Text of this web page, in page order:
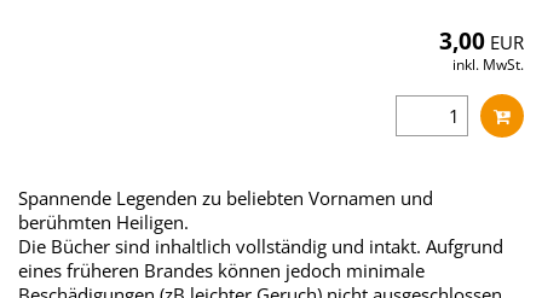
3,00 EUR
inkl. MwSt.
Spannende Legenden zu beliebten Vornamen und
berühmten Heiligen.
Die Bücher sind inhaltlich vollständig und intakt. Aufgrund
eines früheren Brandes können jedoch minimale